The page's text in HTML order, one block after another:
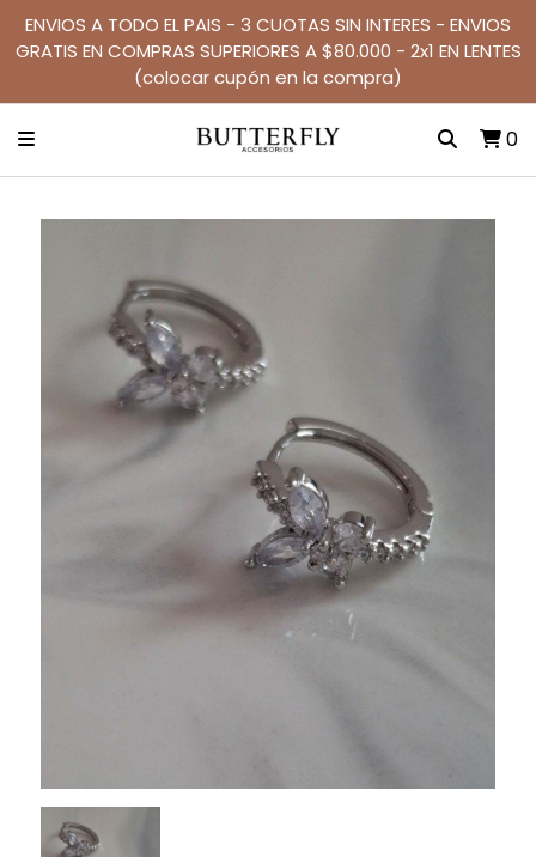
ENVIOS A TODO EL PAIS - 3 CUOTAS SIN INTERES - ENVIOS
GRATIS EN COMPRAS SUPERIORES A $80.000 - 2x1 EN LENTES
(colocar cupón en la compra)
0